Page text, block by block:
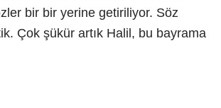
bir bir yerine getiriliyor. Söz
Çok şükür artık Halil, bu bayrama